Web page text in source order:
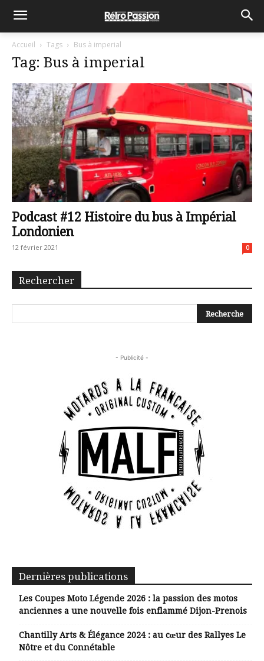
Accueil Tags Bus à imperial
Tag: Bus à imperial
Podcast #12 Histoire du bus à Impérial
Londonien
12 février 2021 0
Rechercher
- Publicité -
Dernières publications
Les Coupes Moto Légende 2026 : la passion des motos
anciennes a une nouvelle fois enflammé Dijon-Prenois
Chantilly Arts & Élégance 2024 : au cœur des Rallyes Le
Nôtre et du Connétable